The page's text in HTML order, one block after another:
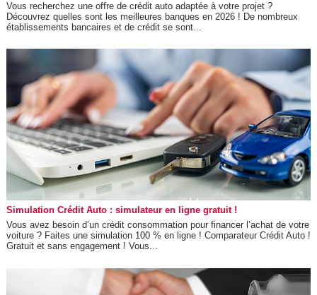
Vous recherchez une offre de crédit auto adaptée à votre projet ?
Découvrez quelles sont les meilleures banques en 2026 ! De nombreux
établissements bancaires et de crédit se sont...
Simulation Crédit Auto : simulateur en ligne gratuit !
Vous avez besoin d’un crédit consommation pour financer l’achat de votre
voiture ? Faites une simulation 100 % en ligne ! Comparateur Crédit Auto !
Gratuit et sans engagement ! Vous...